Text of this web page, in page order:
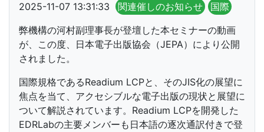
2025-11-07 13:31:33 関連催しのお知らせ
国際
弊機構の河村副理事長が登壇した本セミナーの動画
が、この度、日本電子出版協会（JEPA）により公開
されました。
国際規格であるReadium LCPと、そのJIS化の展望に
焦点を当て、アクセシブルな電子出版の現状と展望に
ついて解説されています。Readium LCPを開発した
EDRLabの主要メンバーも日本語の逐次通訳付きで登